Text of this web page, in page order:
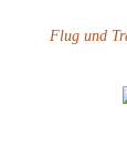
Flug und